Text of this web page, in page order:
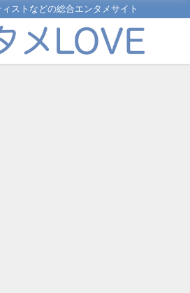
ストなどの総合エンタメサイト